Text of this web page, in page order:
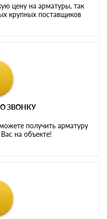
цену на арматуры, так
крупных поставщиков
ЗВОНКУ
получить арматуру
на объекте!